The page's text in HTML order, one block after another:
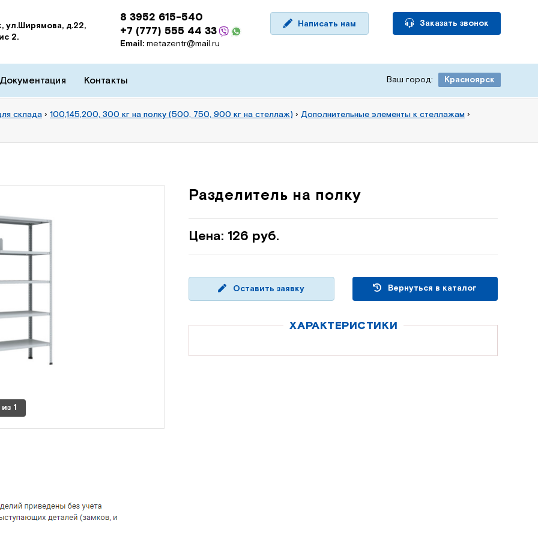
ул.Ширямова, д.22,
2.
8 3952 615-540
+7 (777) 555 44 33
Email: metazentr@mail.ru
Написать нам Заказать звонок
Контакты Ваш город: Красноярск
склада › 100,145,200, 300 кг на полку (500, 750, 900 кг на стеллаж) › Дополнительные элементы к стеллажам ›
1
Разделитель на полку
Цена: 126 руб.
Оставить заявку Вернуться в каталог
ХАРАКТЕРИСТИКИ